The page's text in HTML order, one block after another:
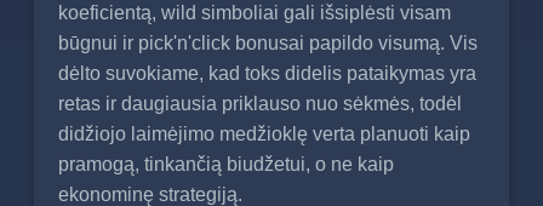
koeficientą, wild simboliai gali išsiplėsti visam
būgnui ir pick'n'click bonusai papildo visumą. Vis
dėlto suvokiame, kad toks didelis pataikymas yra
retas ir daugiausia priklauso nuo sėkmės, todėl
didžiojo laimėjimo medžioklę verta planuoti kaip
pramogą, tinkančią biudžetui, o ne kaip
ekonominę strategiją.